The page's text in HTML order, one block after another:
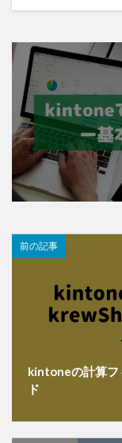
前の記事
kintoneの計算フ
ド